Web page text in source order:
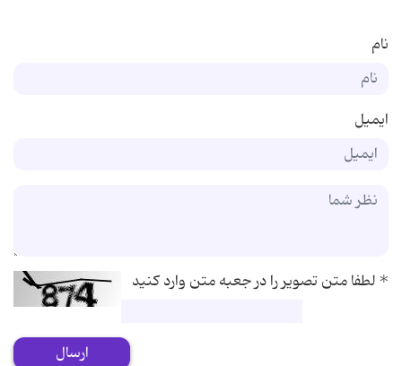
نام
ایمیل
*لطفا متن تصویر را در جعبه متن وارد کنید
ارسال